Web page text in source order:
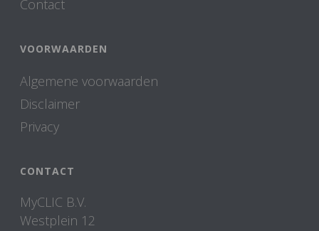
Contact
VOORWAARDEN
Algemene voorwaarden
Disclaimer
Privacy
CONTACT
MyCLIC B.V.
Westplein 12